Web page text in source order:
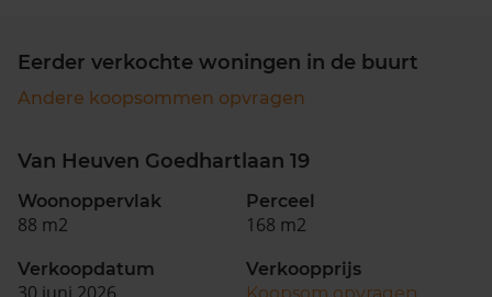
Eerder verkochte woningen in de buurt
Andere koopsommen opvragen
Van Heuven Goedhartlaan 19
Woonoppervlak
88 m2
Perceel
168 m2
Verkoopdatum
Verkoopprijs